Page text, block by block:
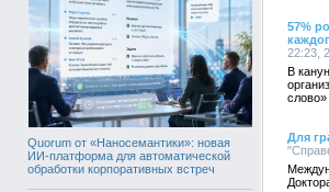
Quorum от «Наносемантики»: новая
ИИ-платформа для автоматической
обработки корпоративных встреч
57%
22:23,
В
Для